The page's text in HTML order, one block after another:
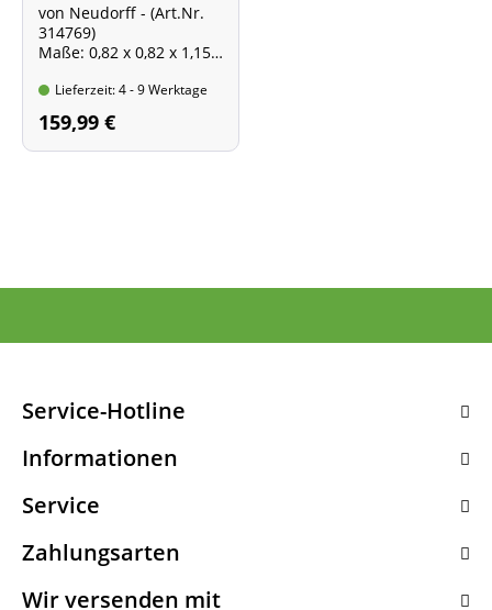
von Neudorff - (Art.Nr.
314769)
Maße: 0,82 x 0,82 x 1,15
Fassungsvermögen: 530
Liter
Lieferzeit: 4 - 9 Werktage
159,99 €
Service-Hotline
Informationen
Service
Zahlungsarten
Wir versenden mit